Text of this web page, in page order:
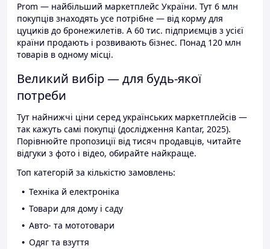
Prom — найбільший маркетплейс України. Тут 6 млн
покупців знаходять усе потрібне — від корму для
цуциків до бронежилетів. А 60 тис. підприємців з усієї
країни продають і розвивають бізнес. Понад 120 млн
товарів в одному місці.
Великий вибір — для будь-якої
потреби
Тут найнижчі ціни серед українських маркетплейсів —
так кажуть самі покупці (дослідження Kantar, 2025).
Порівнюйте пропозиції від тисяч продавців, читайте
відгуки з фото і відео, обирайте найкраще.
Топ категорій за кількістю замовлень:
Техніка й електроніка
Товари для дому і саду
Авто- та мототовари
Одяг та взуття